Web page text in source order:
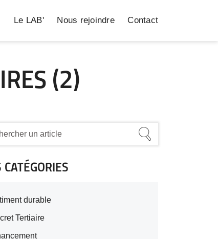
Le LAB' Nous rejoindre Contact
(2)
CATÉGORIES
durable
Tertiaire